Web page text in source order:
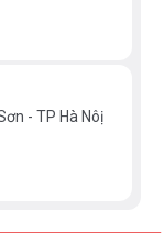
- TP Hà Nôị